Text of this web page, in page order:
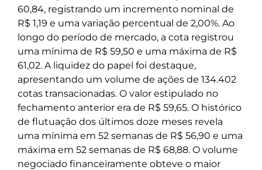
60,84, registrando um incremento nominal de
R$ 1,19 e uma variação percentual de 2,00%. Ao
longo do período de mercado, a cota registrou
uma mínima de R$ 59,50 e uma máxima de R$
61,02. A liquidez do papel foi destaque,
apresentando um volume de ações de 134.402
cotas transacionadas. O valor estipulado no
fechamento anterior era de R$ 59,65. O histórico
de flutuação dos últimos doze meses revela
uma mínima em 52 semanas de R$ 56,90 e uma
máxima em 52 semanas de R$ 68,88. O volume
negociado financeiramente obteve o maior